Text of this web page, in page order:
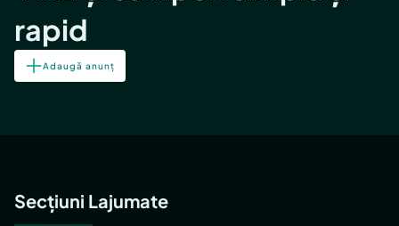
rapid
Adaugă anunț
Secțiuni Lajumate